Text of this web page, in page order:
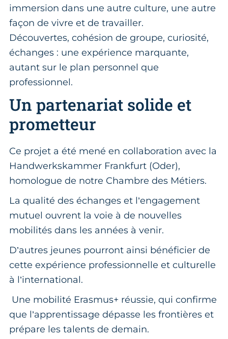
immersion dans une autre culture, une autre
façon de vivre et de travailler.
Découvertes, cohésion de groupe, curiosité,
échanges : une expérience marquante,
autant sur le plan personnel que
professionnel.
Un partenariat solide et
prometteur
Ce projet a été mené en collaboration avec la
Handwerkskammer Frankfurt (Oder),
homologue de notre Chambre des Métiers.
La qualité des échanges et l’engagement
mutuel ouvrent la voie à de nouvelles
mobilités dans les années à venir.
D’autres jeunes pourront ainsi bénéficier de
cette expérience professionnelle et culturelle
à l’international.
Une mobilité Erasmus+ réussie, qui confirme
que l’apprentissage dépasse les frontières et
prépare les talents de demain.